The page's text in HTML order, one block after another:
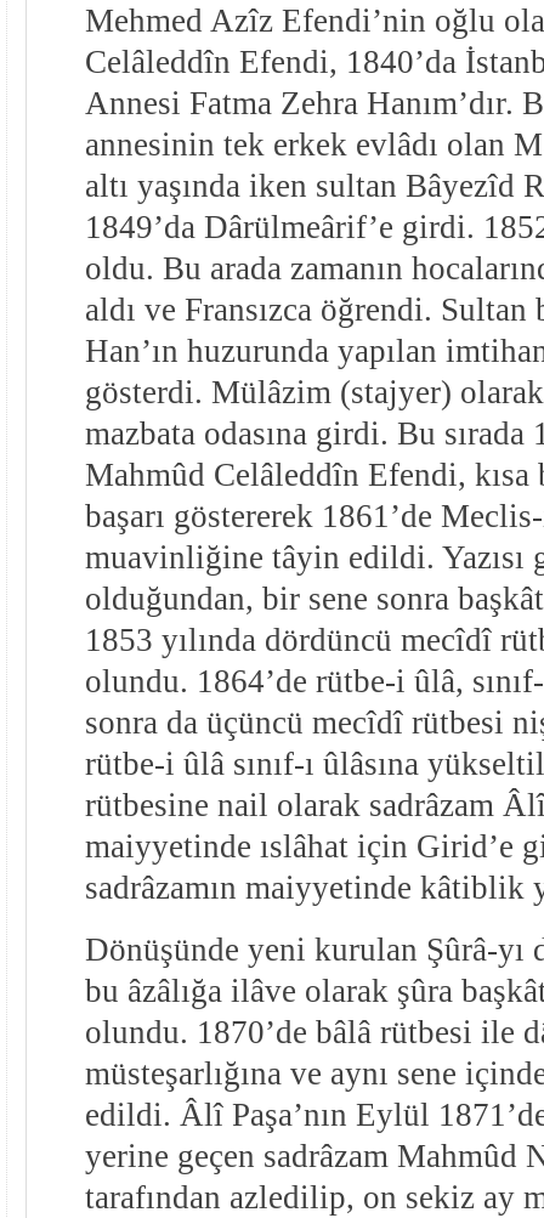
Mehmed Azîz Efendi’nin oğlu
Celâleddîn Efendi, 1840’da
Annesi Fatma Zehra Hanım’dır.
annesinin tek erkek evlâdı olan
altı yaşında iken sultan Bâyezîd
1849’da Dârülmeârif’e girdi.
oldu. Bu arada zamanın
aldı ve Fransızca öğrendi.
Han’ın huzurunda yapılan
gösterdi. Mülâzim (stajyer)
mazbata odasına girdi. Bu sırada
Mahmûd Celâleddîn Efendi,
başarı göstererek 1861’de
muavinliğine tâyin edildi. Yazısı
olduğundan, bir sene sonra
1853 yılında dördüncü mecîdî
olundu. 1864’de rütbe-i ûlâ,
sonra da üçüncü mecîdî rütbesi
rütbe-i ûlâ sınıf-ı ûlâsına
rütbesine nail olarak sadrâzam Âlî
maiyyetinde ıslâhat için Girid’e
sadrâzamın maiyyetinde kâtiblik
Dönüşünde yeni kurulan Şûrâ-yı
bu âzâlığa ilâve olarak şûra
olundu. 1870’de bâlâ rütbesi ile
müsteşarlığına ve aynı sene
edildi. Âlî Paşa’nın Eylül
yerine geçen sadrâzam Mahmûd
tarafından azledilip, on sekiz ay